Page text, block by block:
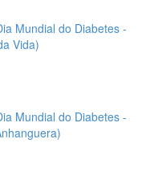
Mundial do Diabetes -
Vida)
Mundial do Diabetes -